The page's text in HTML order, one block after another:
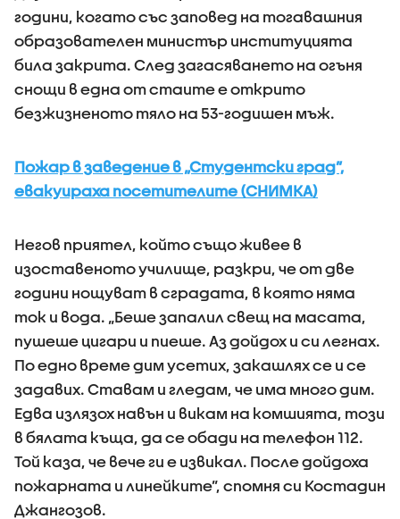
години, когато със заповед на тогавашния
образователен министър институцията
била закрита. След загасяването на огъня
снощи в една от стаите е открито
безжизненото тяло на 53-годишен мъж.
Пожар в заведение в „Студентски град”,
евакуираха посетителите (СНИМКА)
Негов приятел, който също живее в
изоставеното училище, разкри, че от две
години нощуват в сградата, в която няма
ток и вода. „Беше запалил свещ на масата,
пушеше цигари и пиеше. Аз дойдох и си легнах.
По едно време дим усетих, закашлях се и се
задавих. Ставам и гледам, че има много дим.
Едва излязох навън и викам на комшията, този
в бялата къща, да се обади на телефон 112.
Той каза, че вече ги е извикал. После дойдоха
пожарната и линейките”, спомня си Костадин
Джангозов.